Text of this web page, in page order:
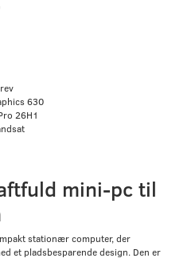
630
26H1
mini-pc til
stationær computer, der
et pladsbesparende design. Den er